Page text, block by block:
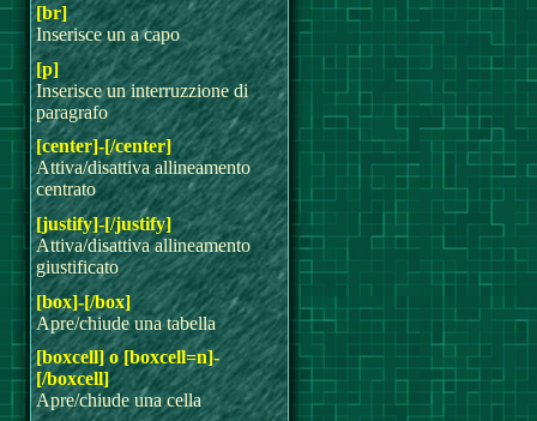
[br]
Inserisce un a capo
[p]
Inserisce un interruzzione di
paragrafo
[center]-[/center]
Attiva/disattiva allineamento
centrato
[justify]-[/justify]
Attiva/disattiva allineamento
giustificato
[box]-[/box]
Apre/chiude una tabella
[boxcell] o [boxcell=n]-
[/boxcell]
Apre/chiude una cella